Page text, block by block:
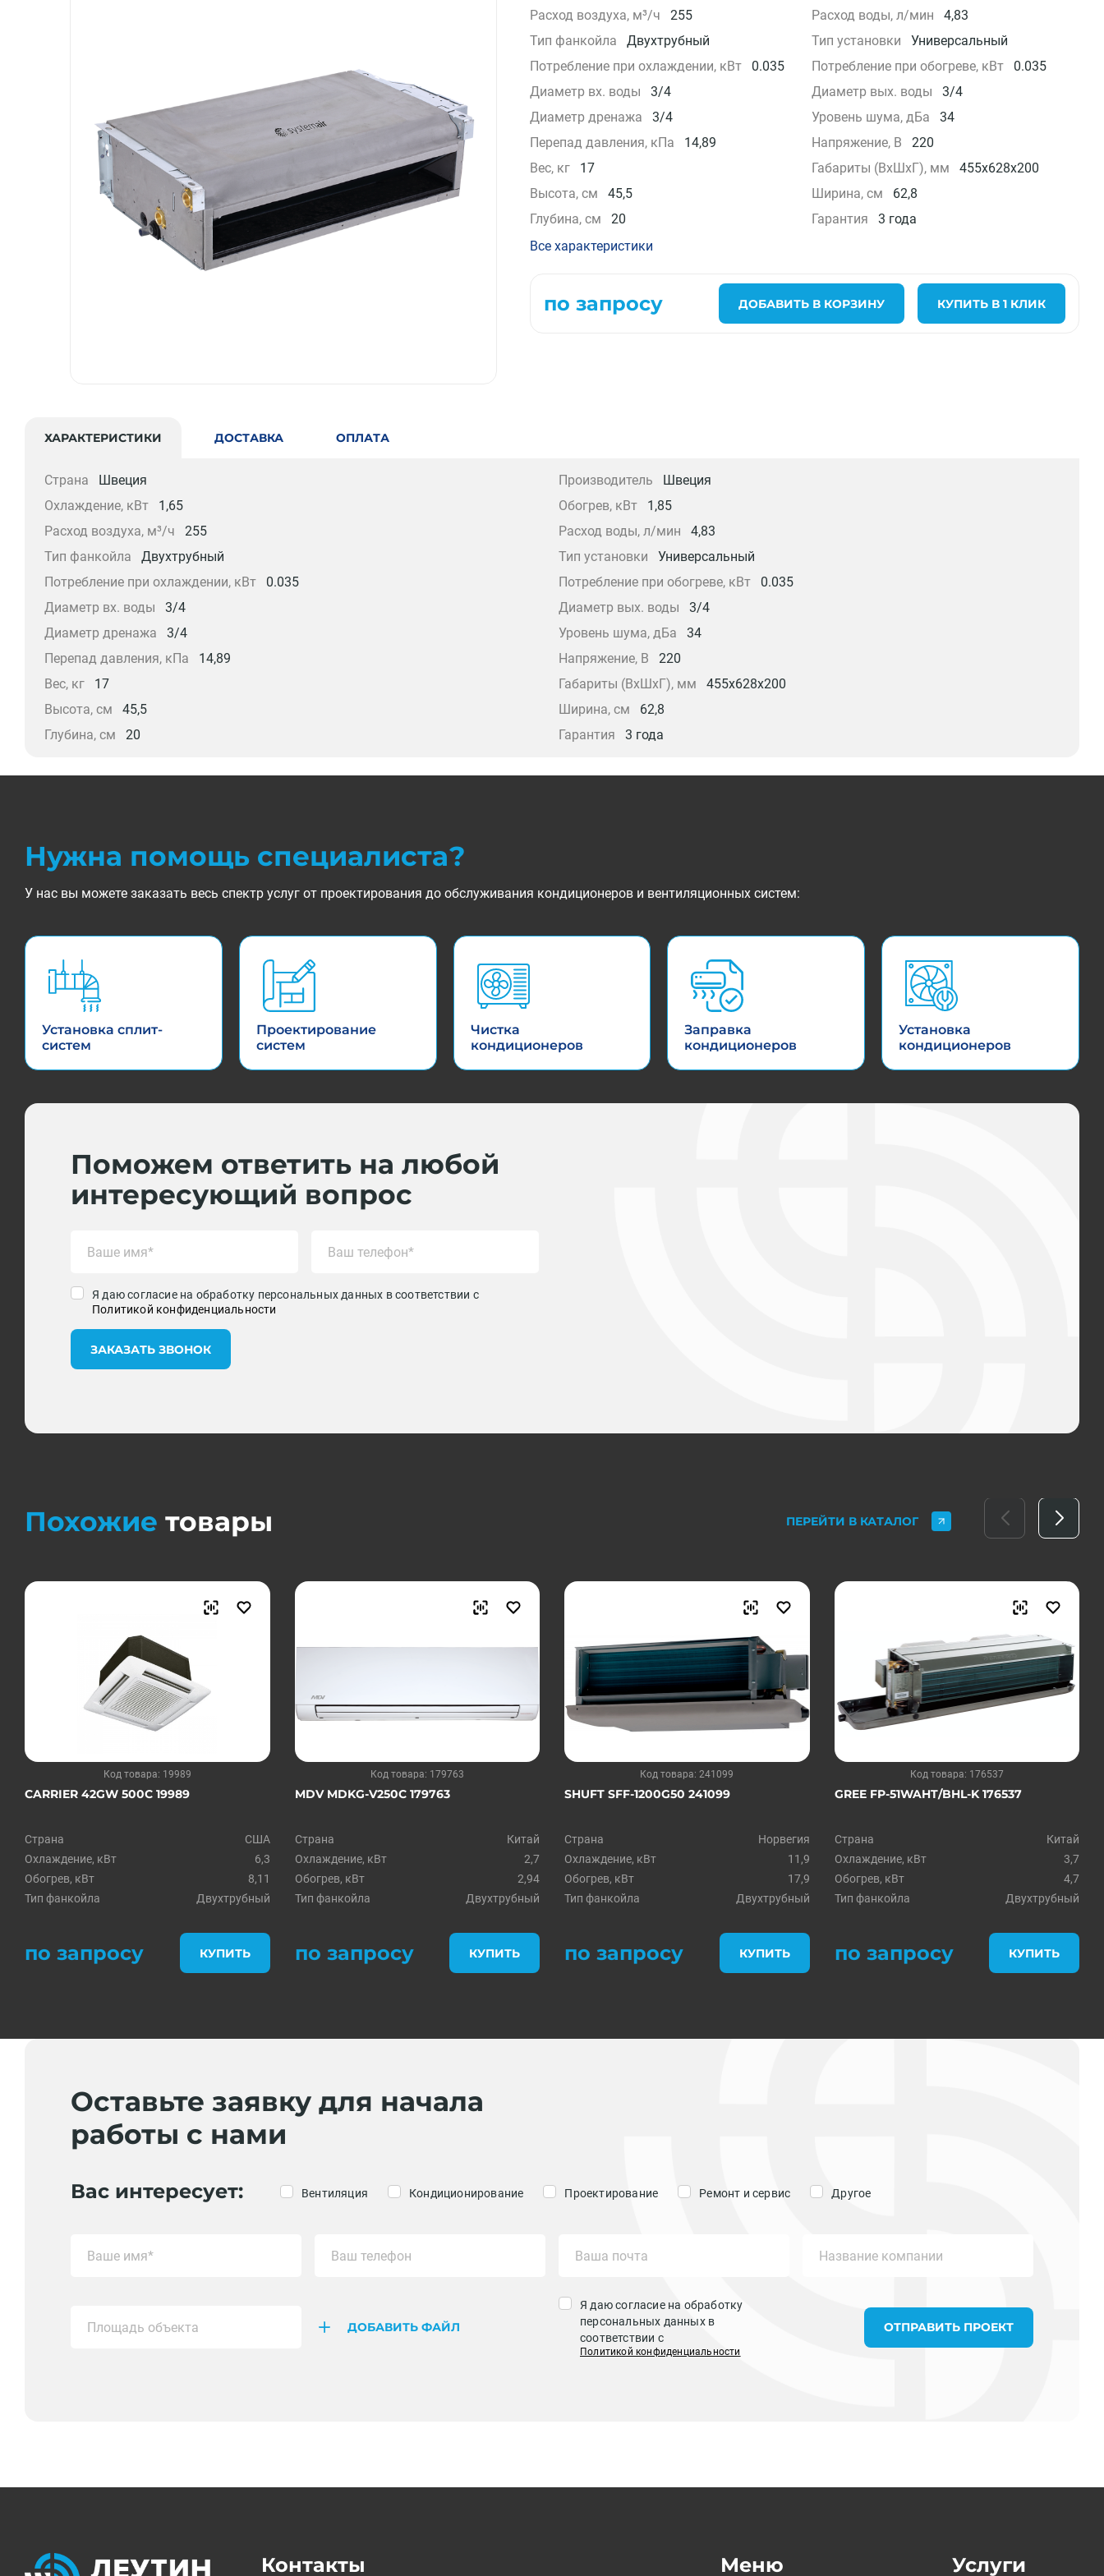
Компрессорно-конденсаторные блоки
Крышные кондиционеры
Фанкойлы
Прецизионные кондиционеры
Чиллеры
Расходные материалы монтажа
Инструменты монтажа
Аксессуары для кондиционеров
Расход воздуха, м³/ч
255 Расход воды, л/мин
4,83
Тип фанкойла
Двухтрубный Тип установки
Универсальный
Потребление при охлаждении, кВт
0.035 Потребление при обогреве, кВт
0.035
Диаметр вх. воды
3/4 Диаметр вых. воды
3/4
Диаметр дренажа
3/4 Уровень шума, дБа
34
Перепад давления, кПа
14,89 Напряжение, В
220
Вес, кг
17 Габариты (ВxШxГ), мм
455х628х200
Высота, см
45,5 Ширина, см
62,8
Глубина, см
20 Гарантия
3 года
Все характеристики
по запросу ДОБАВИТЬ В КОРЗИНУ КУПИТЬ В 1 КЛИК
ХАРАКТЕРИСТИКИ ДОСТАВКА ОПЛАТА
Страна Швеция Производитель
Швеция
Охлаждение, кВт
1,65 Обогрев, кВт
1,85
Расход воздуха, м³/ч
255 Расход воды, л/мин
4,83
Тип фанкойла
Двухтрубный Тип установки
Универсальный
Потребление при охлаждении, кВт
0.035 Потребление при обогреве, кВт
0.035
Диаметр вх. воды
3/4 Диаметр вых. воды
3/4
Диаметр дренажа
3/4 Уровень шума, дБа
34
Перепад давления, кПа
14,89 Напряжение, В
220
Вес, кг
17 Габариты (ВxШxГ), мм
455х628х200
Высота, см
45,5 Ширина, см
62,8
Глубина, см
20 Гарантия 3 года
Нужна помощь специалиста?
У нас вы можете заказать весь спектр услуг от проектирования до обслуживания кондиционеров и вентиляционных систем:
Установка сплит-
систем
Проектирование
систем
Чистка
кондиционеров
Заправка
кондиционеров
Установка
кондиционеров
Поможем ответить на любой
интересующий вопрос
Я даю согласие на обработку персональных данных в соответствии с
Политикой конфиденциальности
ЗАКАЗАТЬ ЗВОНОК
Похожие товары ПЕРЕЙТИ В КАТАЛОГ
Код товара: 19989
CARRIER 42GW 500С 19989
Страна
США
Охлаждение, кВт
6,3
Обогрев, кВт
8,11
Тип фанкойла
Двухтрубный
по запросу КУПИТЬ
Код товара: 179763
MDV MDKG-V250C 179763
Страна
Китай
Охлаждение, кВт
2,7
Обогрев, кВт
2,94
Тип фанкойла
Двухтрубный
по запросу КУПИТЬ
Код товара: 241099
SHUFT SFF-1200G50 241099
Страна
Норвегия
Охлаждение, кВт
11,9
Обогрев, кВт
17,9
Тип фанкойла
Двухтрубный
по запросу КУПИТЬ
Код товара: 176537
GREE FP-51WAHT/BHL-K 176537
Страна
Китай
Охлаждение, кВт
3,7
Обогрев, кВт
4,7
Тип фанкойла
Двухтрубный
по запросу КУПИТЬ
Оставьте заявку для начала
работы с нами
Вас интересует: Вентиляция Кондиционирование Проектирование Ремонт и сервис Другое
ДОБАВИТЬ ФАЙЛ
Я даю согласие на обработку
персональных данных в
соответствии с
Политикой конфиденциальности
ОТПРАВИТЬ ПРОЕКТ
Контакты Меню Услуги